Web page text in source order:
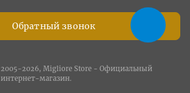
Обратный звонок
2005-2026, Migliore Store - Официальный
интернет-магазин.